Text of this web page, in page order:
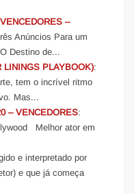
–
Anúncios Para um
Destino de...
LININGS PLAYBOOK):
tem o incrível ritmo
Mas...
– VENCEDORES:
Melhor ator em
e interpretado por
e que já começa